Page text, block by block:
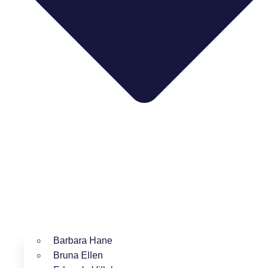
Barbara Hane
Bruna Ellen